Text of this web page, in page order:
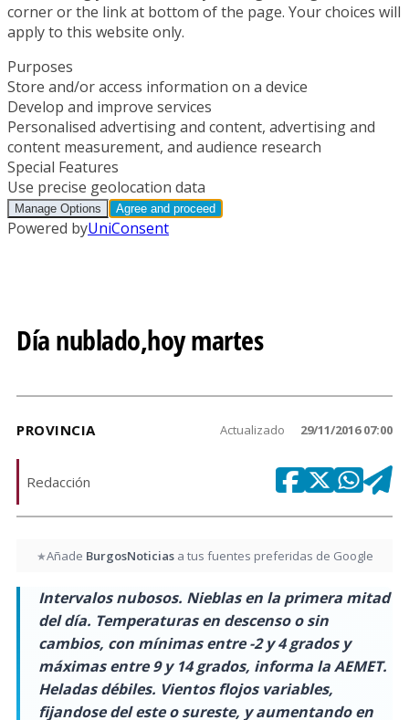
Día nublado,hoy martes
PROVINCIA Actualizado 29/11/2016 07:00
Redacción
★Añade BurgosNoticiasa tus fuentes preferidas de Google
Intervalos nubosos. Nieblas en la primera mitad
del día. Temperaturas en descenso o sin
cambios, con mínimas entre -2 y 4 grados y
máximas entre 9 y 14 grados, informa la AEMET.
Heladas débiles. Vientos flojos variables,
fijandose del este o sureste, y aumentando en